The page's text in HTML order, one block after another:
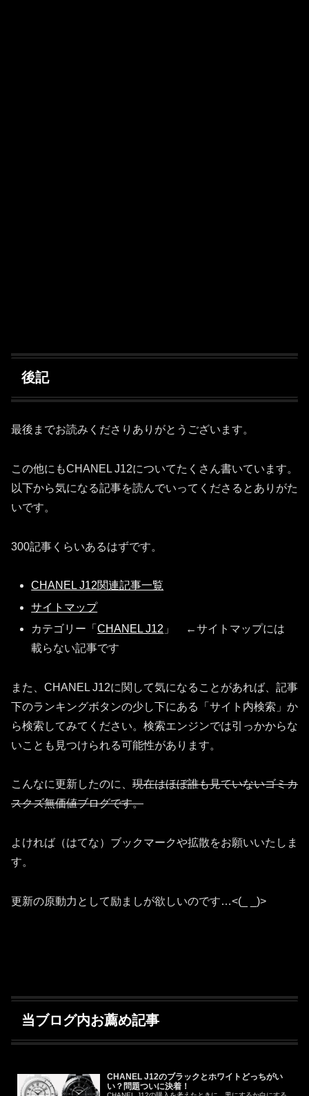
後記
最後までお読みくださりありがとうございます。
この他にもCHANEL J12についてたくさん書いています。
以下から気になる記事を読んでいってくださるとありがた
いです。
300記事くらいあるはずです。
CHANEL J12関連記事一覧
サイトマップ
カテゴリー「CHANEL J12 」 ←サイトマップには
載らない記事です
また、CHANEL J12に関して気になることがあれば、記事
下のランキングボタンの少し下にある「サイト内検索」か
ら検索してみてください。検索エンジンでは引っかからな
いことも見つけられる可能性があります。
こんなに更新したのに、 現在はほぼ誰も見ていないゴミカ
スクズ無価値ブログです。
よければ（はてな）ブックマークや拡散をお願いいたしま
す。
更新の原動力として励ましが欲しいのです…<(_ _)>
当ブログ内お薦め記事
CHANEL J12のブラックとホワイトどっちがい
い？問題ついに決着！